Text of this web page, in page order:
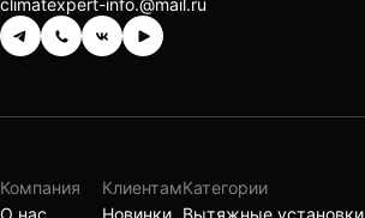
climatexpert-info.@mail.ru
Компания
КлиентамКатегории